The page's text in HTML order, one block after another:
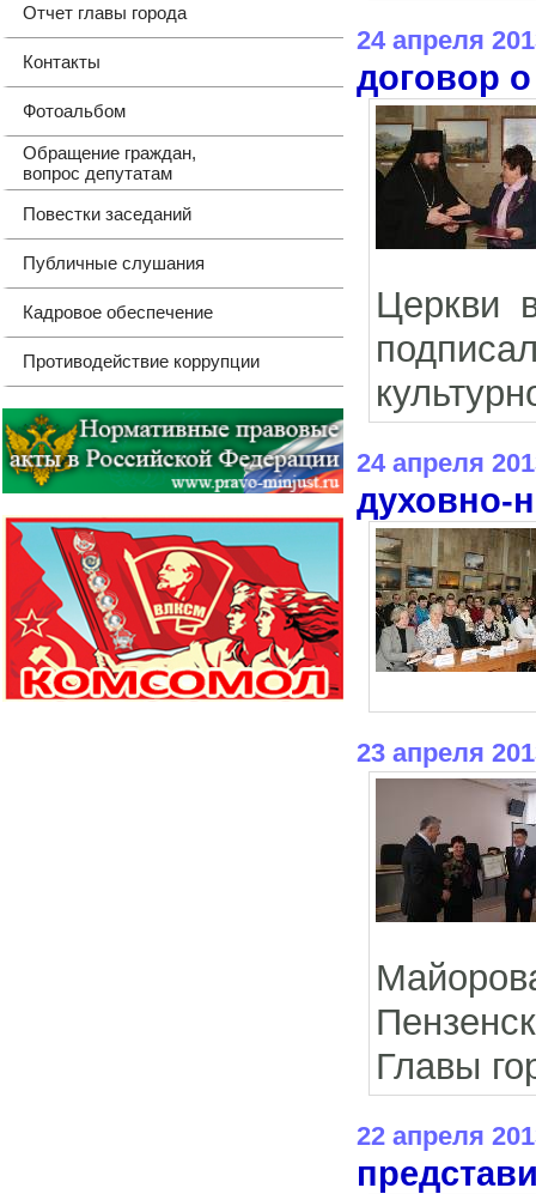
Отчет главы города
Контакты
Фотоальбом
Обращение граждан,
вопрос депутатам
Повестки заседаний
Публичные слушания
Кадровое обеспечение
Противодействие коррупции
24 апреля
договор
Церкви
24 апреля
духовно-
23 апреля
Главы
22 апреля